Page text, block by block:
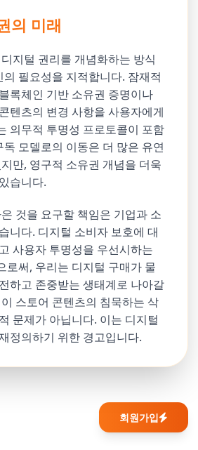
의 미래
지털 권리를 개념화하는 방식
필요성을 지적합니다. 잠재적
록체인 기반 소유권 증명이나
텐츠의 변경 사항을 사용자에게
의무적 투명성 프로토콜이 포함
모델로의 이동은 더 많은 유연
만, 영구적 소유권 개념을 더욱
습니다.
것을 요구할 책임은 기업과 소
니다. 디지털 소비자 보호에 대
사용자 투명성을 우선시하는
로써, 우리는 디지털 구매가 물
하고 존중받는 생태계로 나아갈
스토어 콘텐츠의 침묵하는 삭
문제가 아닙니다. 이는 디지털
정의하기 위한 경고입니다.
회원가입